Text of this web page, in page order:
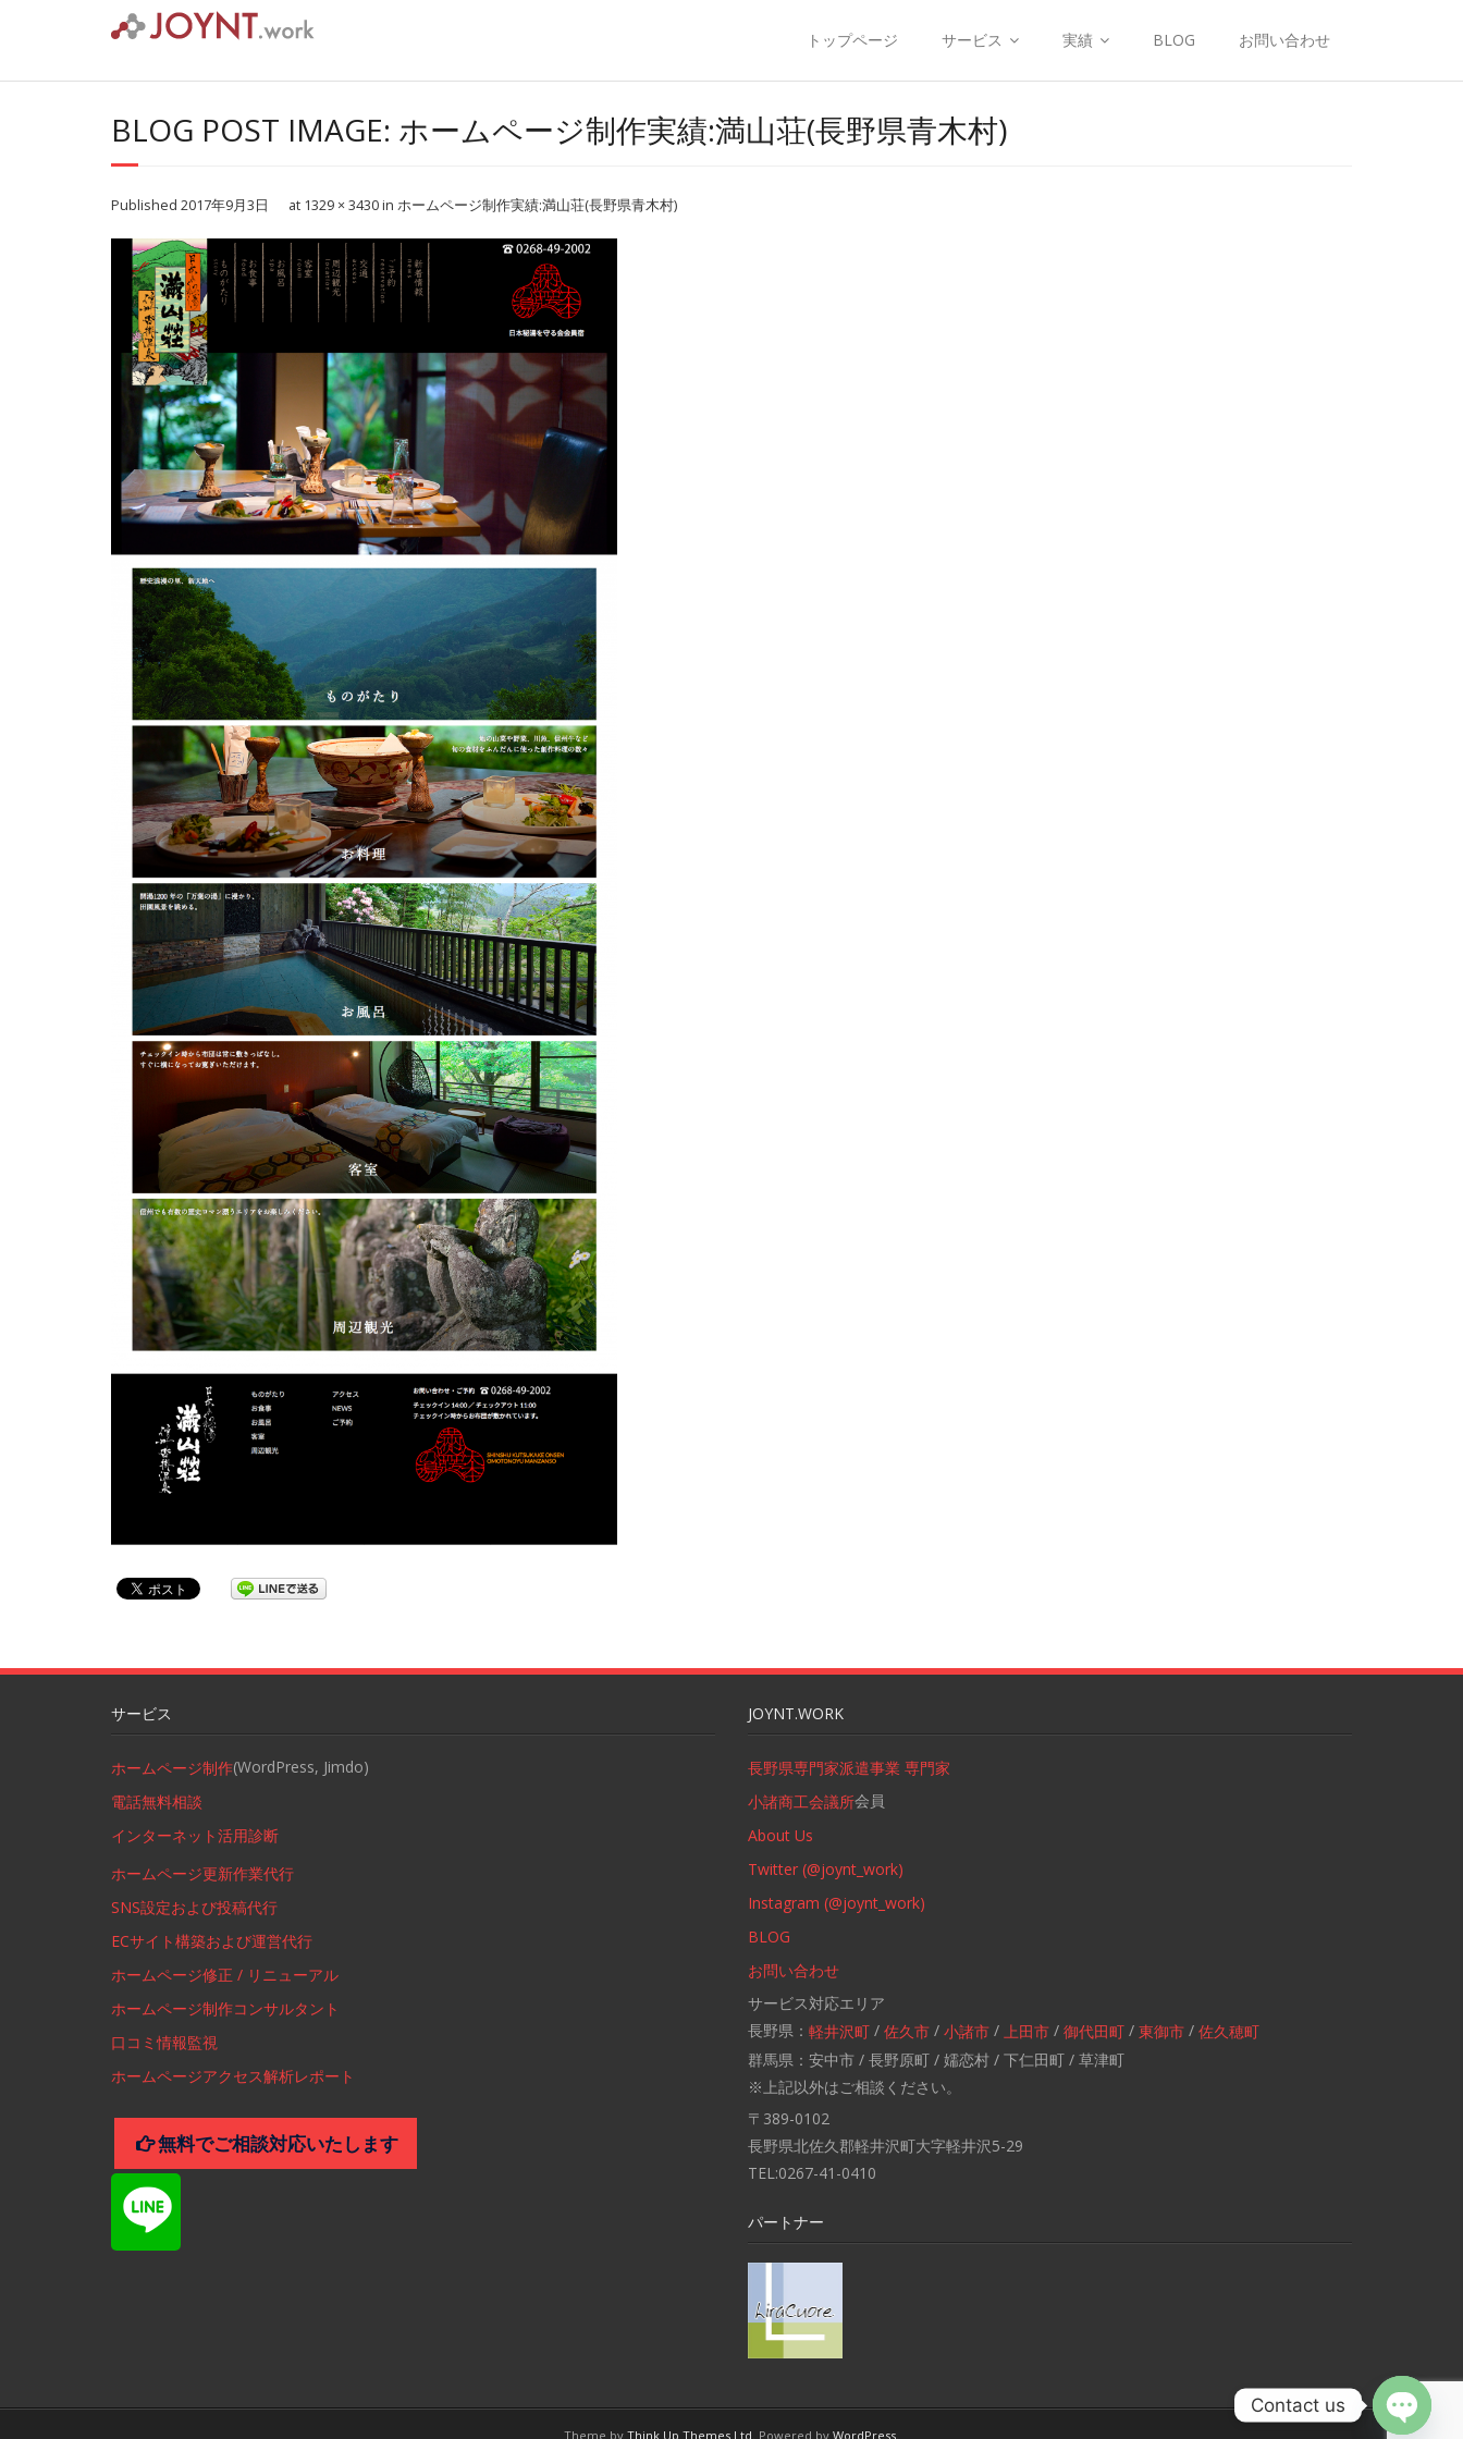
トップページ サービス 実績 BLOG お問い合わせ
BLOG POST IMAGE: ホームページ制作実績:満山荘(長野県青木村)
Published 2017年9月3日 at 1329 × 3430in ホームページ制作実績:満山荘(長野県青木村)
サービス
ホームページ制作(WordPress, Jimdo)
電話無料相談
インターネット活用診断
ホームページ更新作業代行
SNS設定および投稿代行
ECサイト構築および運営代行
ホームページ修正 / リニューアル
ホームページ制作コンサルタント
口コミ情報監視
ホームページアクセス解析レポート
無料でご相談対応いたします
JOYNT.WORK
長野県専門家派遣事業 専門家
小諸商工会議所会員
About Us
Twitter (@joynt_work)
Instagram (@joynt_work)
BLOG
お問い合わせ
サービス対応エリア
長野県： 軽井沢町/ 佐久市/ 小諸市/ 上田市/ 御代田町/ 東御市/ 佐久穂町
群馬県：安中市 / 長野原町 / 嬬恋村 / 下仁田町 / 草津町
※上記以外はご相談ください。
〒389-0102
長野県北佐久郡軽井沢町大字軽井沢5-29
TEL:0267-41-0410
パートナー
Theme by Think Up Themes Ltd . Powered by WordPress
Contact us